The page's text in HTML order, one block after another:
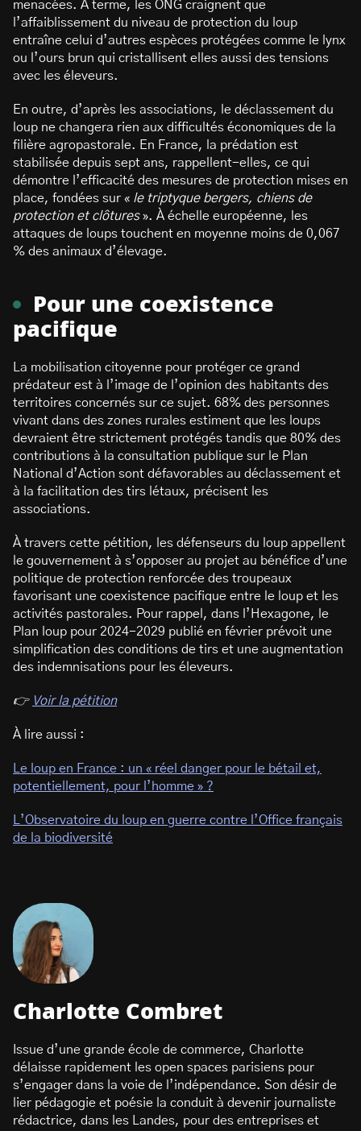
menacées. À terme, les ONG craignent que
l’affaiblissement du niveau de protection du loup
entraîne celui d’autres espèces protégées comme le lynx
ou l’ours brun qui cristallisent elles aussi des tensions
avec les éleveurs.
En outre, d’après les associations, le déclassement du
loup ne changera rien aux difficultés économiques de la
filière agropastorale. En France, la prédation est
stabilisée depuis sept ans, rappellent-elles, ce qui
démontre l’efficacité des mesures de protection mises en
place, fondées sur « le triptyque bergers, chiens de
protection et clôtures». À échelle européenne, les
attaques de loups touchent en moyenne moins de 0,067
% des animaux d’élevage.
Pour une coexistence
pacifique
La mobilisation citoyenne pour protéger ce grand
prédateur est à l’image de l’opinion des habitants des
territoires concernés sur ce sujet. 68% des personnes
vivant dans des zones rurales estiment que les loups
devraient être strictement protégés tandis que 80% des
contributions à la consultation publique sur le Plan
National d’Action sont défavorables au déclassement et
à la facilitation des tirs létaux, précisent les
associations.
À travers cette pétition, les défenseurs du loup appellent
le gouvernement à s’opposer au projet au bénéfice d’une
politique de protection renforcée des troupeaux
favorisant une coexistence pacifique entre le loup et les
activités pastorales. Pour rappel, dans l’Hexagone, le
Plan loup pour 2024-2029 publié en février prévoit une
simplification des conditions de tirs et une augmentation
des indemnisations pour les éleveurs.
👉 Voir la pétition
À lire aussi :
Le loup en France : un « réel danger pour le bétail et,
potentiellement, pour l’homme » ?
L’Observatoire du loup en guerre contre l’Office français
de la biodiversité
Charlotte Combret
Issue d’une grande école de commerce, Charlotte
délaisse rapidement les open spaces parisiens pour
s’engager dans la voie de l’indépendance. Son désir de
lier pédagogie et poésie la conduit à devenir journaliste
rédactrice, dans les Landes, pour des entreprises et